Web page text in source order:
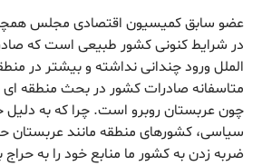
عضو سابق کمیسیون اقتصادی مجلس
در شرایط کنونی کشور طبیعی است که
الملل ورود چندانی نداشته و بیشتر در
متاسفانه صادرات کشور در بحث منطقه ای
چون عربستان روبرو است. چرا که به
سیاسی، کشورهای منطقه مانند عربستان
ضربه زدن به کشور ما منابع خود را به حراج